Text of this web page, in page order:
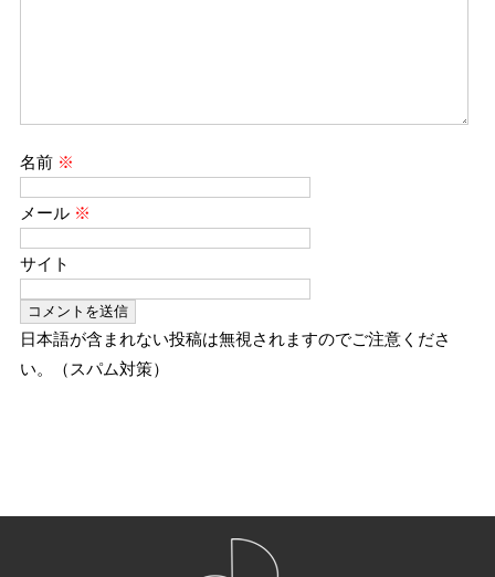
名前 ※
メール ※
サイト
日本語が含まれない投稿は無視されますのでご注意くださ
い。（スパム対策）